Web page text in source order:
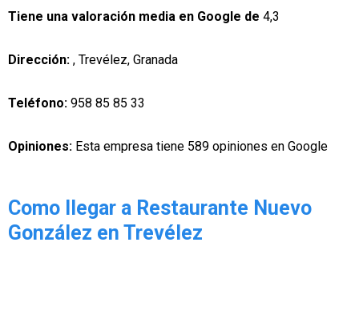
Tiene una valoración media en Google de 4,3
Dirección: , Trevélez, Granada
Teléfono: 958 85 85 33
Opiniones: Esta empresa tiene 589 opiniones en Google
Como llegar a Restaurante Nuevo
González en Trevélez